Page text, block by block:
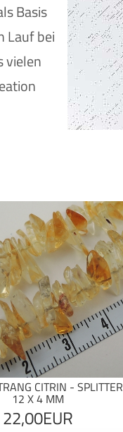
Basis
Lauf bei
vielen
CITRIN - SPLITTER
12 X 4 MM
22,00EUR